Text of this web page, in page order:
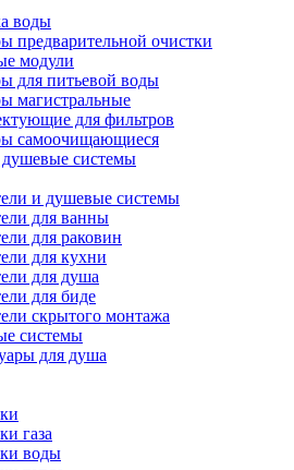
воды
предварительной очистки
модули
для питьевой воды
магистральные
для фильтров
самоочищающиеся
системы
и душевые системы
для ванны
для раковин
для кухни
для душа
для биде
скрытого монтажа
системы
для душа
газа
воды